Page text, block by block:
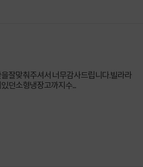
잘맞춰주셔서 너무감사드립니다.빌라라
던소형냉장고까지수...